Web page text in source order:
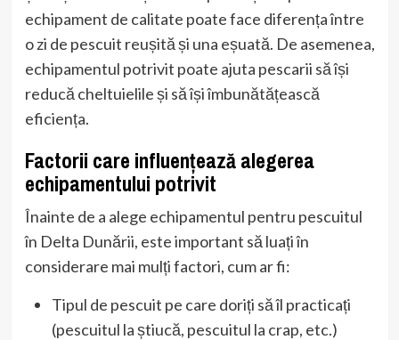
echipament de calitate poate face diferența între
o zi de pescuit reușită și una eșuată. De asemenea,
echipamentul potrivit poate ajuta pescarii să își
reducă cheltuielile și să își îmbunătățească
eficiența.
Factorii care influențează alegerea
echipamentului potrivit
Înainte de a alege echipamentul pentru pescuitul
în Delta Dunării, este important să luați în
considerare mai mulți factori, cum ar fi:
Tipul de pescuit pe care doriți să îl practicați
(pescuitul la știucă, pescuitul la crap, etc.)